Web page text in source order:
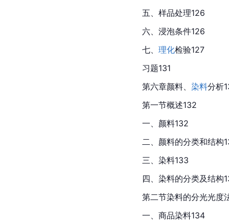
五、样品处理126
六、浸泡条件126
七、 理化检验127
习题131
第六章颜料、 染料分析
第一节概述132
一、颜料132
二、颜料的分类和结构
三、染料133
四、染料的分类及结构
第二节染料的分光光度
一、商品染料134